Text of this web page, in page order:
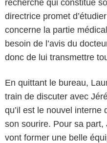
recherche qui constitue
directrice promet
concerne la partie
besoin de l’avis du
donc de lui transmettre
En quittant le bureau,
train de discuter avec
qu’il est le nouvel interne
son sourire. Pour sa part,
vont former une belle